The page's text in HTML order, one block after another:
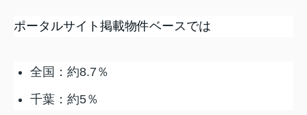
ポータルサイト掲載物件ベースでは
全国：約8.7％
千葉：約5％